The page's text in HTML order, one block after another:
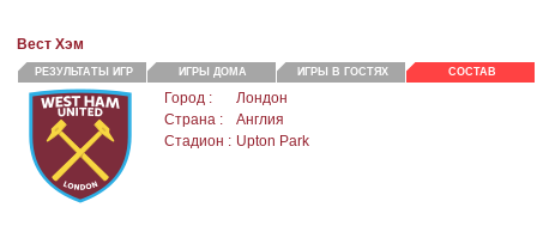
Вест Хэм
РЕЗУЛЬТАТЫ ИГР ИГРЫ ДОМА ИГРЫ В ГОСТЯХ СОСТАВ
Город :
Лондон
Страна :
Англия
Стадион : Upton Park